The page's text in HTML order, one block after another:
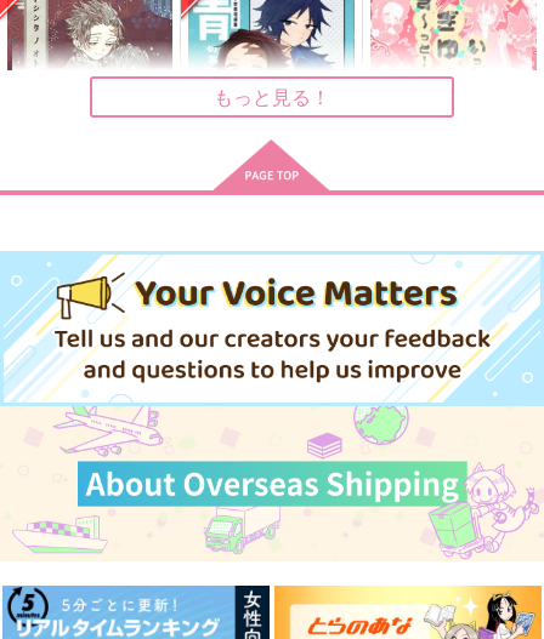
宇宙猫
944円（税込）
冨岡義勇×竈門炭治郎
サンプル
まるまるしている
787円（税込）
冨岡義勇×竈門炭治郎
サンプル
作品詳細
colors
605円（税込）
冨岡義勇×竈門炭治郎
サンプル
炙りえんがわ
550円（税込）
サンプル
前/あいのわ
サイネリア
715円（税込）
サンプル
夢幻の幸せ
ねこの湯
（税込）
サンプル
コーヤ豆腐
専売 787円 （税込）
鬼滅の刃
竈門炭治郎×冨岡義勇
サンプル
カート
ありあかし
専売 472円（税込）
竈門炭治郎×冨岡義勇
カート
いっしょ！
あまちょこ
975 （税込）
鬼滅の刃
竈門炭治郎×冨岡義勇
カート
もっと見る！